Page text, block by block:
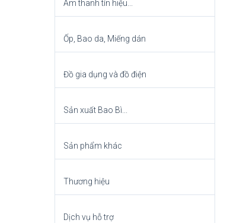
Âm thanh tín hiệu...
Ốp, Bao da, Miếng dán
Đồ gia dụng và đồ điện
Sản xuất Bao Bì...
Sản phẩm khác
Thương hiệu
Dịch vụ hỗ trợ